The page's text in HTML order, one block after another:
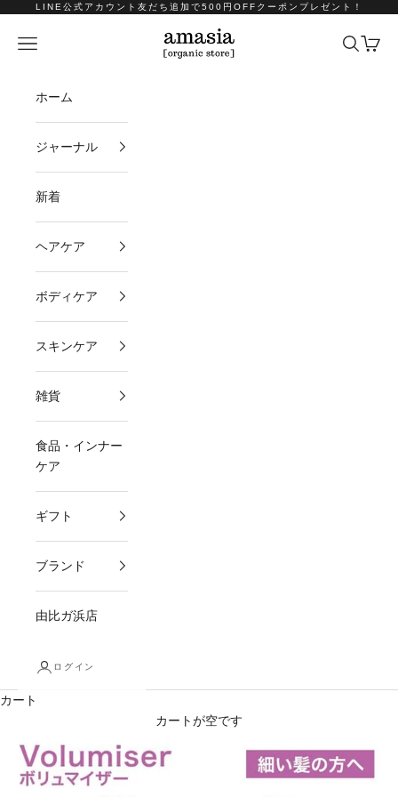
コンテンツへスキップ
LINE公式アカウント友だち追加で500円OFFクーポンプレゼント！
amasia organic store
メニュー 検索カート
ホーム
ジャーナル
新着
ヘアケア
ボディケア
スキンケア
雑貨
食品・インナー
ケア
ギフト
ブランド
由比ガ浜店
ログイン
カート
カートが空です